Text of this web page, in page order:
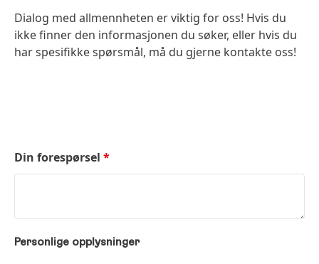
Dialog med allmennheten er viktig for oss! Hvis du
ikke finner den informasjonen du søker, eller hvis du
har spesifikke spørsmål, må du gjerne kontakte oss!
Din forespørsel *
Personlige opplysninger